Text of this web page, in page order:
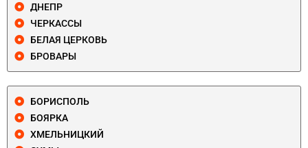
ДНЕПР
ЧЕРКАССЫ
БЕЛАЯ ЦЕРКОВЬ
БРОВАРЫ
БОРИСПОЛЬ
БОЯРКА
ХМЕЛЬНИЦКИЙ